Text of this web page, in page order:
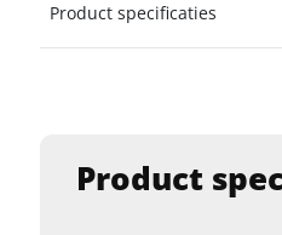
Product
Product specificaties